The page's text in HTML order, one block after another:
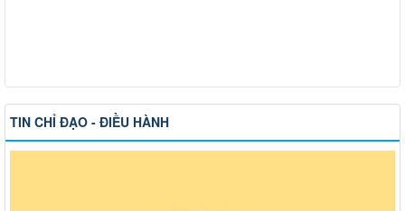
TIN CHỈ ĐẠO - ĐIỀU HÀNH